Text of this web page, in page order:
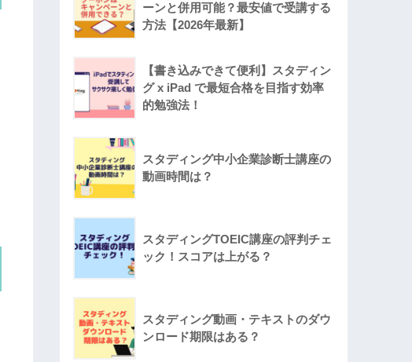
ーンと併用可能？最安値で受講する
方法【2026年最新】
【書き込みできて便利】スタディン
グ x iPad で最短合格を目指す効率
的勉強法！
スタディング中小企業診断士講座の
動画時間は？
スタディングTOEIC講座の評判チェ
ック！スコアは上がる？
スタディング動画・テキストのダウ
ンロード期限はある？